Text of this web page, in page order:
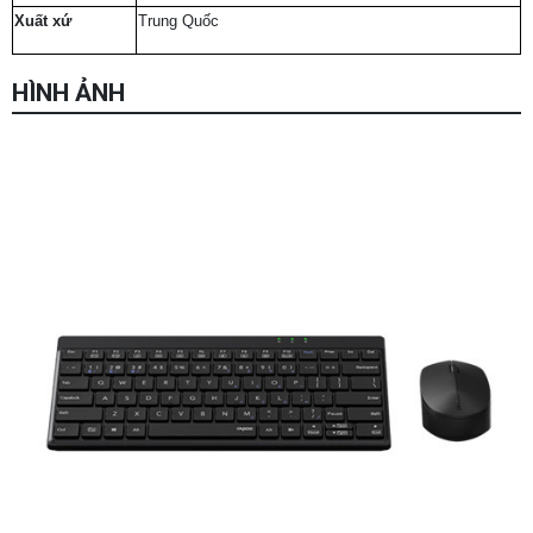
Xuất xứ Trung Quốc
HÌNH ẢNH